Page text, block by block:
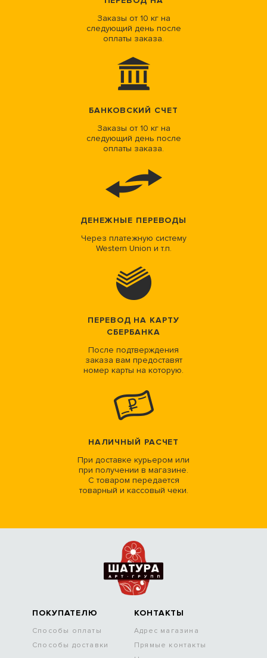
Заказы от 10 кг на
следующий день после
оплаты заказа.
БАНКОВСКИЙ СЧЕТ
Заказы от 10 кг на
следующий день после
оплаты заказа.
ДЕНЕЖНЫЕ ПЕРЕВОДЫ
Через платежную систему
Western Union и т.п.
ПЕРЕВОД НА КАРТУ
СБЕРБАНКА
После подтверждения
заказа вам предоставят
номер карты на которую.
НАЛИЧНЫЙ РАСЧЕТ
При доставке курьером или
при получении в магазине.
С товаром передается
товарный и кассовый чеки.
ПОКУПАТЕЛЮ
Способы оплаты
Способы доставки
КОНТАКТЫ
Адрес магазина
Прямые контакты